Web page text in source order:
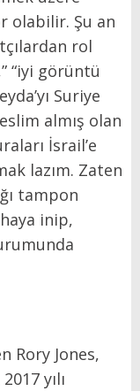
olabilir. Şu an
rol
“iyi görüntü
Suriye
almış olan
İsrail’e
lazım. Zaten
tampon
inip,
Rory Jones,
yılı